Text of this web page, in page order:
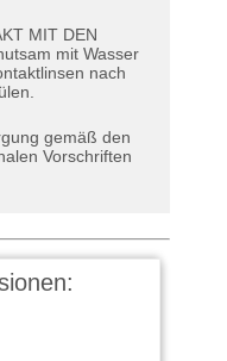
MIT DEN
mit Wasser
nach
gemäß den
Vorschriften